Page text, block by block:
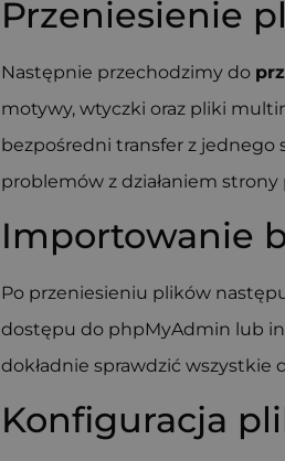
Przeniesienie
Następnie przechodzimy do
motywy, wtyczki oraz pliki
bezpośredni transfer z jednego
problemów z działaniem
Importowanie
Po przeniesieniu plików
dostępu do phpMyAdmin lub
dokładnie sprawdzić wszystkie
Konfiguracja